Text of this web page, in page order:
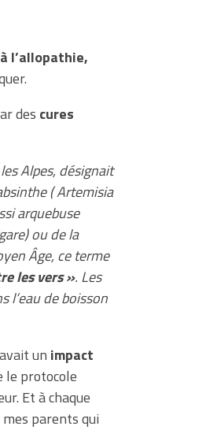
l’allopathie,
des cures
Alpes, désignait
( Artemisia
arquebuse
ou de la
Âge, ce terme
les vers ». Les
l’eau de boisson
un impact
le protocole
Et à chaque
parents qui